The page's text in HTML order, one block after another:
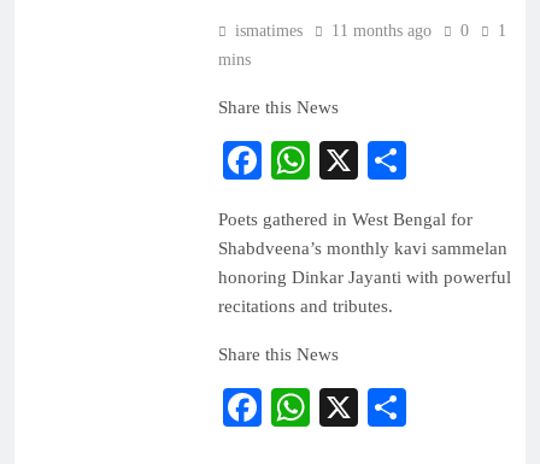
ismatimes 11 months ago 0
1
mins
Share this News
Facebook
WhatsApp
X
Poets gathered in West Bengal for
Shabdveena’s monthly kavi sammelan
honoring Dinkar Jayanti with powerful
recitations and tributes.
Share this News
Facebook
WhatsApp
X